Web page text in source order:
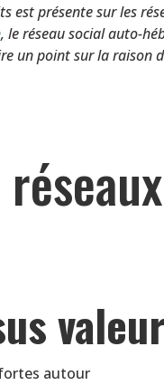
est présente sur les
, le réseau social auto-
point sur la raison
autour